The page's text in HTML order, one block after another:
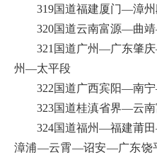
319国道福建厦门—漳州
320国道云南富源—曲
321国道广州—广东肇
州—太平段
322国道广西宾阳—南
323国道桂滇省界—云南
324国道福州—福建莆
漳浦—云霄—诏安—广东